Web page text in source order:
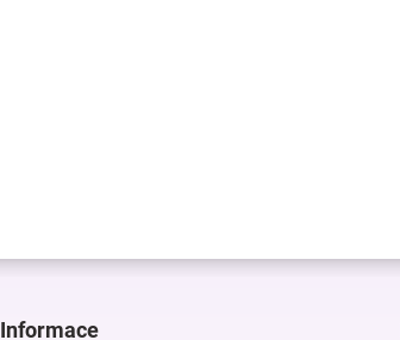
Informace